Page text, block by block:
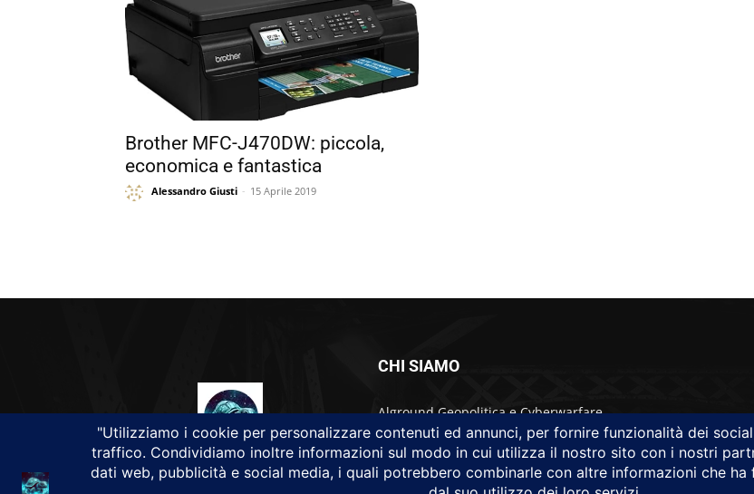
Brother MFC-J470DW: piccola,
economica e fantastica
Alessandro Giusti - 15 Aprile 2019
CHI SIAMO
Alground Geopolitica e Cyberwarfare.
Da una idea di Brunilde Trizio
Alground fa parte del Gruppo Trizio